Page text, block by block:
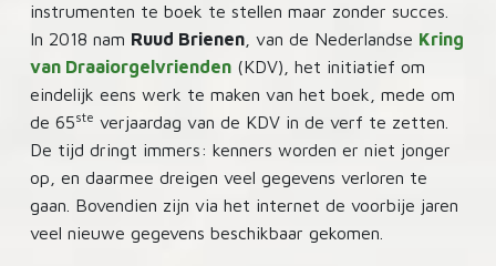
instrumenten te boek te stellen maar zonder succes.
In 2018 nam Ruud Brienen , van de Nederlandse Kring
van Draaiorgelvrienden (KDV), het initiatief om
eindelijk eens werk te maken van het boek, mede om
de 65ste verjaardag van de KDV in de verf te zetten.
De tijd dringt immers: kenners worden er niet jonger
op, en daarmee dreigen veel gegevens verloren te
gaan. Bovendien zijn via het internet de voorbije jaren
veel nieuwe gegevens beschikbaar gekomen.